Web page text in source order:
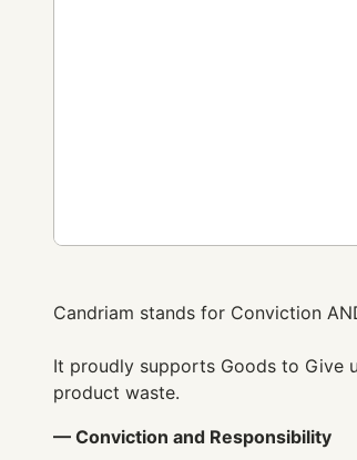
Candriam stands for Conviction
It proudly supports Goods to
product waste.
— Conviction and Responsibility